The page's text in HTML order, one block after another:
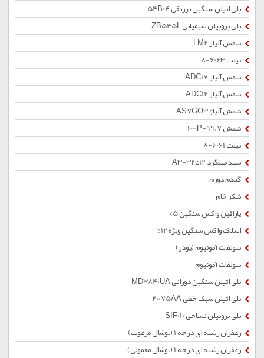
پلی اتیلن سنگین تزریقی 54B04
پلی پروپیلن شیمیایی ZB545L
شمش آلیاژ LM2
بیلت 6063-8
شمش آلیاژ ADC17
شمش آلیاژ ADC12
شمش آلیاژ AS7GO3
شمش 1000P-99.7
بیلت 6061-8
سبد میلگرد 12تا32-A3
گندم دورم
شکر خام
پارافین واکس سنگین 5%
اسلاک واکس سنگین ویژه 12%
سولفات آمونیوم (پودر)
سولفات آمونیوم
پلی اتیلن سنگین دورانی MD3840UA
پلی اتیلن سبک خطی 20075AA
پلی پروپیلن نساجی SIF010
زعفران رشته ای درجه 1 (پوشال مرغوب)
زعفران رشته ای درجه 1 (پوشال معمولی)